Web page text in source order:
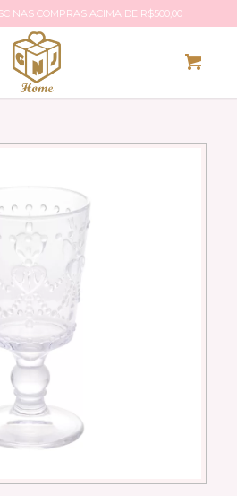
NAS COMPRAS ACIMA DE R$500,00